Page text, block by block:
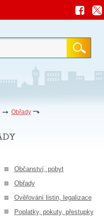
Obřady
Občanství, pobyt
Obřady
Ověřování listin, legalizace
Poplatky, pokuty, přestupky